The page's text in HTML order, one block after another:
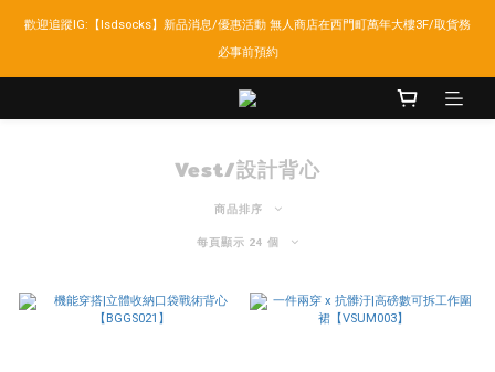
歡迎追蹤IG:【lsdsocks】新品消息/優惠活動 無人商店在西門町萬年大樓3F/取貨務
必事前預約
Vest/設計背心
商品排序
每頁顯示 24 個